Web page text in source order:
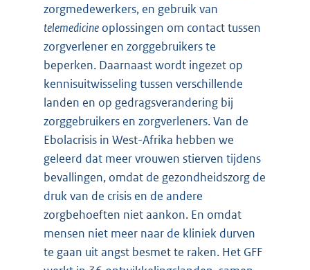
zorgmedewerkers, en gebruik van
telemedicine oplossingen om contact tussen
zorgverlener en zorggebruikers te
beperken. Daarnaast wordt ingezet op
kennisuitwisseling tussen verschillende
landen en op gedragsverandering bij
zorggebruikers en zorgverleners. Van de
Ebolacrisis in West-Afrika hebben we
geleerd dat meer vrouwen stierven tijdens
bevallingen, omdat de gezondheidszorg de
druk van de crisis en de andere
zorgbehoeften niet aankon. En omdat
mensen niet meer naar de kliniek durven
te gaan uit angst besmet te raken. Het GFF